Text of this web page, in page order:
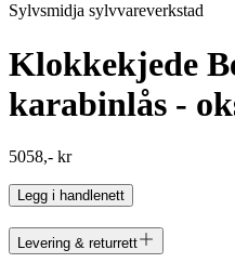
Sylvsmidja sylvvareverkstad
Klokkekjede
karabinlås -
5058,- kr
Legg i handlenett
Levering & returrett